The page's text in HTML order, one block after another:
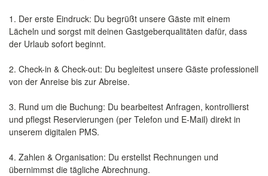
1. Der erste Eindruck: Du begrüßt unsere Gäste mit einem
Lächeln und sorgst mit deinen Gastgeberqualitäten dafür, dass
der Urlaub sofort beginnt.
2. Check-in & Check-out: Du begleitest unsere Gäste professionell
von der Anreise bis zur Abreise.
3. Rund um die Buchung: Du bearbeitest Anfragen, kontrollierst
und pflegst Reservierungen (per Telefon und E-Mail) direkt in
unserem digitalen PMS.
4. Zahlen & Organisation: Du erstellst Rechnungen und
übernimmst die tägliche Abrechnung.